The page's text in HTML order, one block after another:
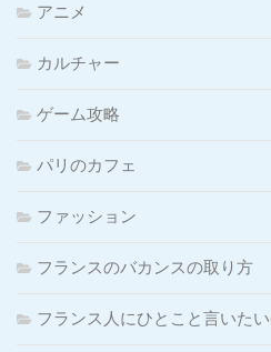
アニメ
カルチャー
ゲーム攻略
パリのカフェ
ファッション
フランスのバカンスの取り方
フランス人にひとこと言いたい